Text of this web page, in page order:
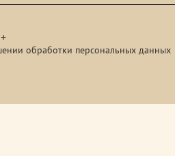
обработки персональных данных